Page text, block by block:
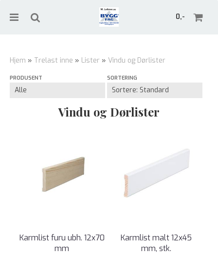
0,-
Hjem » Trelast inne » Lister » Vindu og Dørlister
PRODUSENT SORTERING
Vindu og Dørlister
Karmlist furu ubh. 12x70
mm
Karmlist malt 12x45
mm, stk.